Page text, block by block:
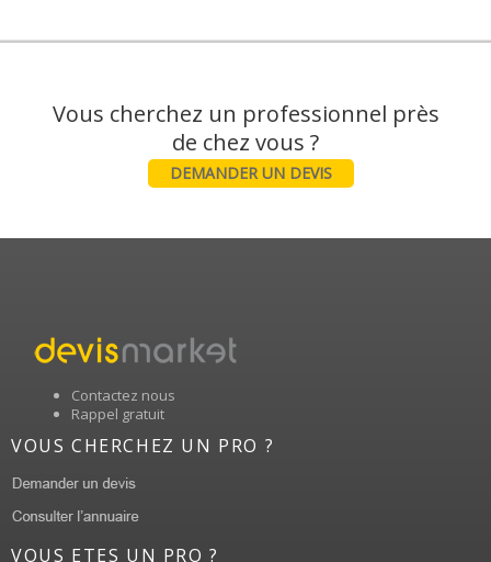
Vous cherchez un professionnel près
DEMANDER UN DEVIS
Contactez nous
Rappel gratuit
VOUS CHERCHEZ UN PRO ?
VOUS ETES UN PRO ?